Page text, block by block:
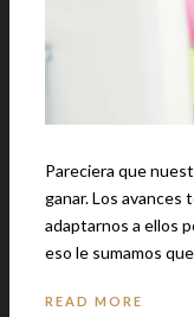
Pareciera que
ganar. Los avances tecnológicos y nuestra destreza para
adaptarnos a ellos
eso le sumamos
READ MORE